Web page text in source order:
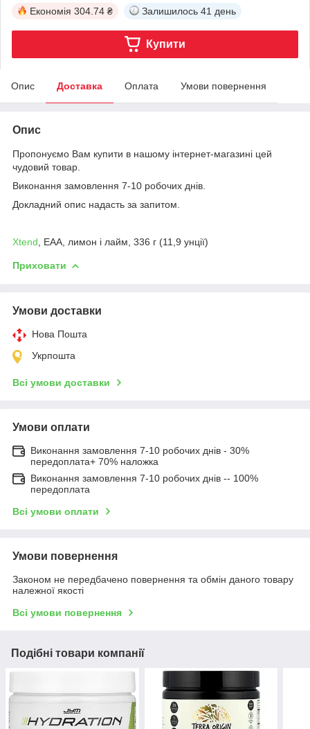
Економія 304.74 ₴ Залишилось 41 день
Купити
Опис Доставка Оплата Умови повернення
Опис
Пропонуємо Вам купити в нашому інтернет-магазині цей
чудовий товар.
Виконання замовлення 7-10 робочих днів.
Докладний опис надасть за запитом.
Xtend , EAA, лимон і лайм, 336 г (11,9 унції)
Приховати
Умови доставки
Нова Пошта
Укрпошта
Всі умови доставки
Умови оплати
Виконання замовлення 7-10 робочих днів - 30%
передоплата+ 70% наложка
Виконання замовлення 7-10 робочих днів -- 100%
передоплата
Всі умови оплати
Умови повернення
Законом не передбачено повернення та обмін даного товару
належної якості
Всі умови повернення
Подібні товари компанії